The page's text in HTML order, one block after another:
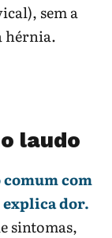
sem a
hérnia.
laudo
comum com
explica dor.
sintomas,